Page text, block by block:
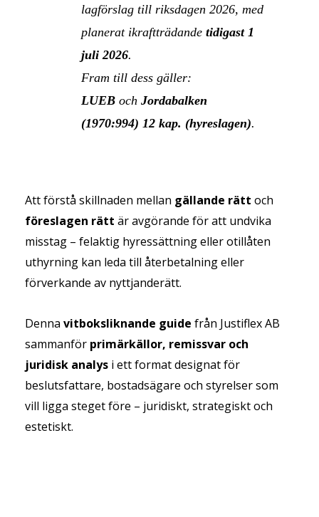
lagförslag till riksdagen 2026, med
planerat ikraftträdande tidigast 1
juli 2026.
Fram till dess gäller:
LUEBoch Jordabalken
(1970:994) 12 kap. (hyreslagen).
Att förstå skillnaden mellan gällande rätt och
föreslagen rätt är avgörande för att undvika
misstag – felaktig hyressättning eller otillåten
uthyrning kan leda till återbetalning eller
förverkande av nyttjanderätt.
Denna vitboksliknande guide från Justiflex AB
sammanför primärkällor, remissvar och
juridisk analys i ett format designat för
beslutsfattare, bostadsägare och styrelser som
vill ligga steget före – juridiskt, strategiskt och
estetiskt.